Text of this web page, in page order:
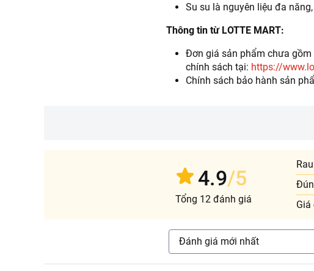
Su su là nguyên liệu đa
Thông tin từ LOTTE MART:
Đơn giá sản phẩm chưa gồm
chính sách tại: https://
Chính sách bảo hành sản
4.9/5
Tổng 12 đánh giá
Giá
Đánh giá mới nhất